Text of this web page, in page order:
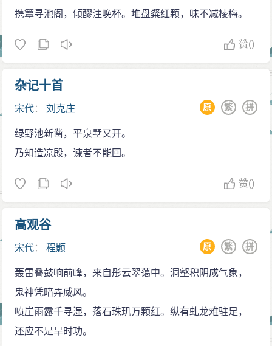
携簟寻池阁，倾醪注晚杯。堆盘粲红颗，味不减棱梅。
赞()
杂记十首
宋代：刘克庄 拼
繁
原
绿野池新凿，平泉墅又开。
乃知造凉殿，谏者不能回。
赞()
高观谷
宋代：程颢 拼
繁
原
轰雷叠鼓响前峰，来自彤云翠蔼中。洞壑积阴成气象，
鬼神凭暗弄威风。
喷崖雨露千寻湿，落石珠玑万颗红。纵有虬龙难驻足，
还应不是旱时功。